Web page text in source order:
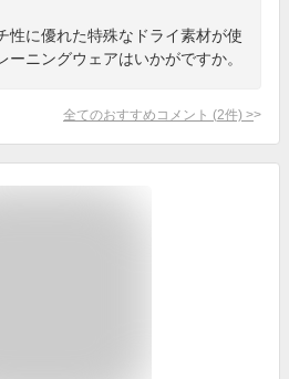
性に優れた特殊なドライ素材が使
ーニングウェアはいかがですか。
全てのおすすめコメント (2件) >